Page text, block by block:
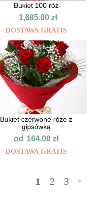
Bukiet 100 róż
1,685.00 zł
DOSTAWA GRATIS
Bukiet czerwone róże z
gipsówką
od 164.00zł
DOSTAWA GRATIS
1 2 3 »